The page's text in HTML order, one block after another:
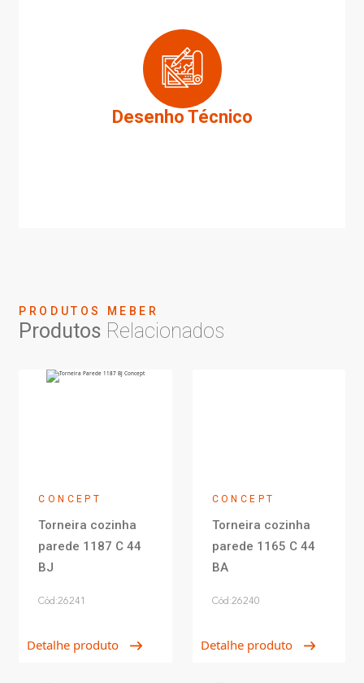
Desenho Técnico
PRODUTOS MEBER
Produtos Relacionados
CONCEPT
Torneira cozinha
parede 1187 C 44
BJ
Cód:26241
Detalhe produto
CONCEPT
Torneira cozinha
parede 1165 C 44
BA
Cód:26240
Detalhe produto